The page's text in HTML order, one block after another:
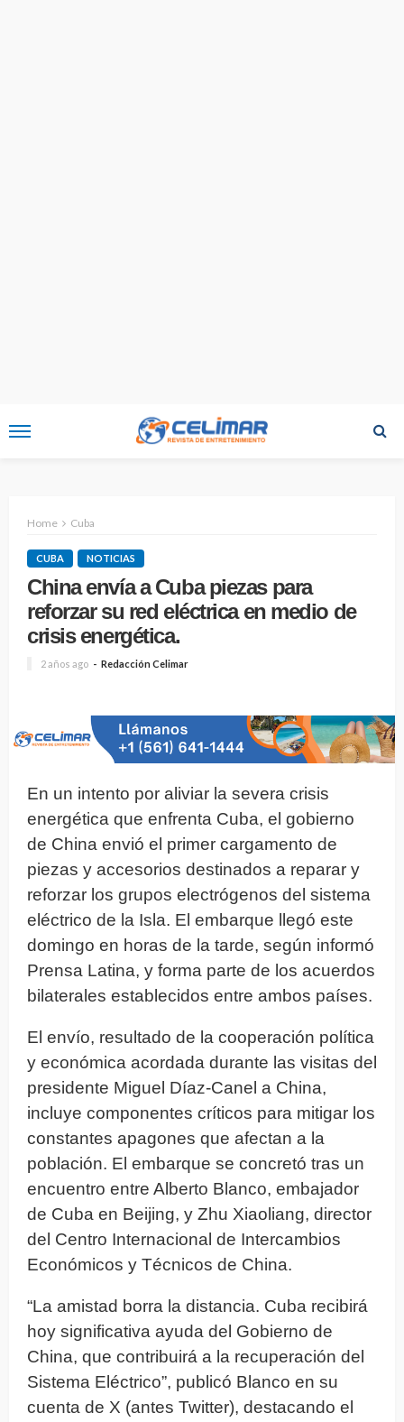
Home Cuba
CUBA NOTICIAS
China envía a Cuba piezas para
reforzar su red eléctrica en medio de
crisis energética.
2 años ago Redacción Celimar
En un intento por aliviar la severa crisis
energética que enfrenta Cuba, el gobierno
de China envió el primer cargamento de
piezas y accesorios destinados a reparar y
reforzar los grupos electrógenos del sistema
eléctrico de la Isla. El embarque llegó este
domingo en horas de la tarde, según informó
Prensa Latina, y forma parte de los acuerdos
bilaterales establecidos entre ambos países.
El envío, resultado de la cooperación política
y económica acordada durante las visitas del
presidente Miguel Díaz-Canel a China,
incluye componentes críticos para mitigar los
constantes apagones que afectan a la
población. El embarque se concretó tras un
encuentro entre Alberto Blanco, embajador
de Cuba en Beijing, y Zhu Xiaoliang, director
del Centro Internacional de Intercambios
Económicos y Técnicos de China.
“La amistad borra la distancia. Cuba recibirá
hoy significativa ayuda del Gobierno de
China, que contribuirá a la recuperación del
Sistema Eléctrico”, publicó Blanco en su
cuenta de X (antes Twitter), destacando el